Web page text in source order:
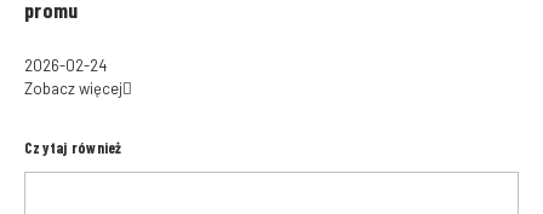
promu
2026-02-24
Zobacz więcej
Czytaj również